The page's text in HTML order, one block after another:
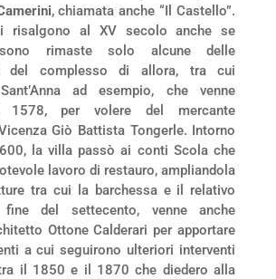
, chiamata anche “Il Castello”.
risalgono al XV secolo anche se
sono rimaste solo alcune delle
del complesso di allora, tra cui
ad esempio, che venne
1578, per volere del mercante
Giò Battista Tongerle. Intorno
la villa passò ai conti Scola che
lavoro di restauro, ampliandola
tra cui la barchessa e il relativo
del settecento, venne anche
Ottone Calderari per apportare
a cui seguirono ulteriori interventi
il 1850 e il 1870 che diedero alla